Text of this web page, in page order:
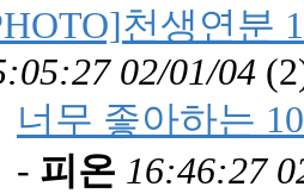
천생연분
02/01/04 (
너무 좋아하는
- 피온 16:46:27